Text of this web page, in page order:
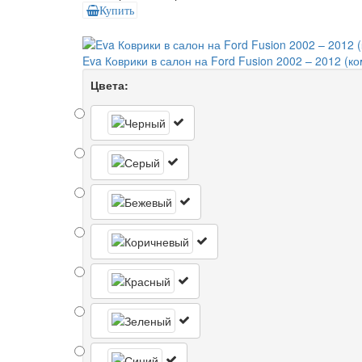
Купить
Eva Коврики в салон на Ford Fusion 2002 – 2012
Цвета: